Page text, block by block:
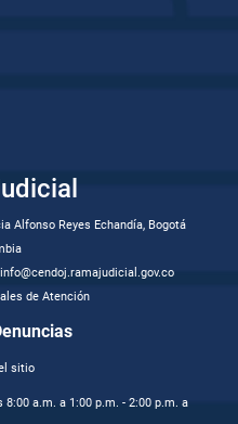
Alfonso Reyes Echandía, Bogotá
de Atención
sitio
a.m. a 1:00 p.m. - 2:00 p.m. a